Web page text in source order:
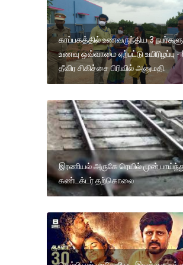
காப்பகத்தில் உணவருந்திய 3
உணவு ஒவ்வாமை ஏற்பட்டு உயிரிழப்பு -
தீவிர சிகிச்சை பிரிவில் அனுமதி.
இரணியல் அருகே ரெயில் முன்
கண்டக்டர் தற்கொலை